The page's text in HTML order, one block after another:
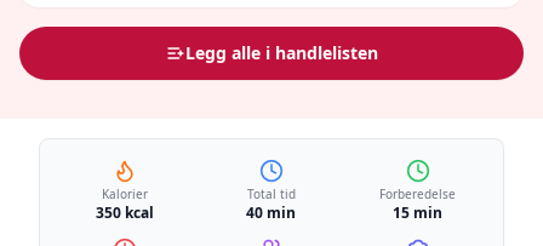
Legg alle i handlelisten
Kalorier
350 kcal
Total tid
40 min
Forberedelse
15 min